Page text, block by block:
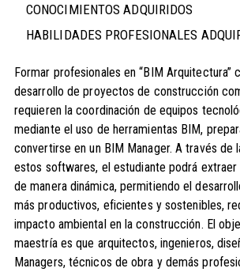
CONOCIMIENTOS ADQUIRIDOS
HABILIDADES PROFESIONALES
Formar profesionales en “BIM Arquitectura”
desarrollo de proyectos de construcción
requieren la coordinación de equipos
mediante el uso de herramientas BIM,
convertirse en un BIM Manager. A través de
estos softwares, el estudiante podrá
de manera dinámica, permitiendo el
más productivos, eficientes y sostenibles,
impacto ambiental en la construcción. El
maestría es que arquitectos, ingenieros,
Managers, técnicos de obra y demás